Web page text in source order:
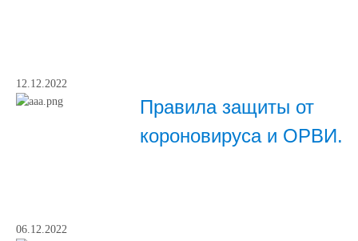
12.12.2022
Правила защиты от
короновируса и ОРВИ.
06.12.2022